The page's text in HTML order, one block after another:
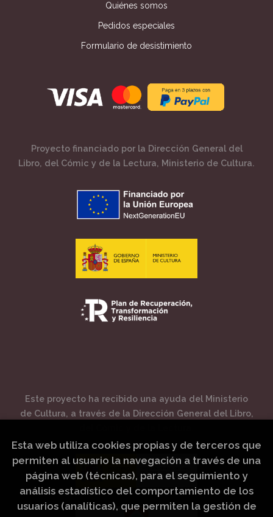
Quiénes somos
Pedidos especiales
Formulario de desistimiento
Proyecto financiado por la Dirección General del
Libro, del Cómic y de la Lectura, Ministerio de Cultura.
Este proyecto ha recibido una ayuda del Ministerio
de Cultura, a través de la Dirección General del Libro,
Esta web utiliza cookies propias y de terceros que
permiten al usuario la navegación a través de una
página web (técnicas), para el seguimiento y
análisis estadístico del comportamiento de los
usuarios (analíticas), que permiten la gestión de